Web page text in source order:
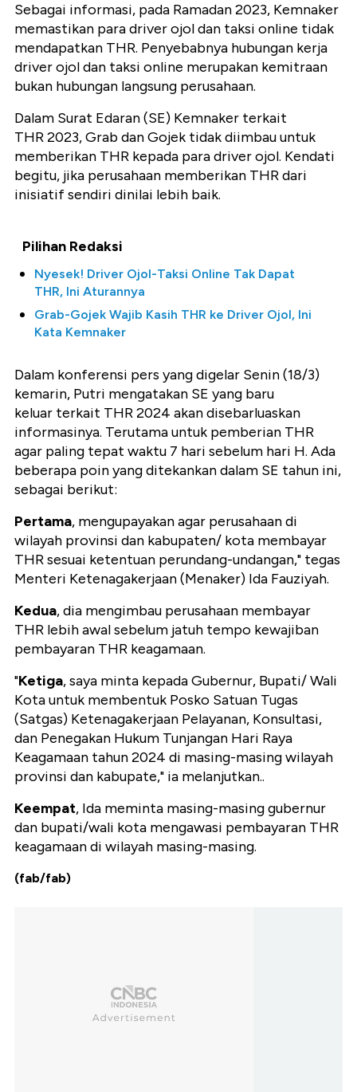
Sebagai informasi, pada Ramadan 2023, Kemnaker
memastikan para driver ojol dan taksi online tidak
mendapatkan THR. Penyebabnya hubungan kerja
driver ojol dan taksi online merupakan kemitraan
bukan hubungan langsung perusahaan.
Dalam Surat Edaran (SE) Kemnaker terkait
THR 2023, Grab dan Gojek tidak diimbau untuk
memberikan THR kepada para driver ojol. Kendati
begitu, jika perusahaan memberikan THR dari
inisiatif sendiri dinilai lebih baik.
Pilihan Redaksi
Nyesek! Driver Ojol-Taksi Online Tak Dapat
THR, Ini Aturannya
Grab-Gojek Wajib Kasih THR ke Driver Ojol, Ini
Kata Kemnaker
Dalam konferensi pers yang digelar Senin (18/3)
kemarin, Putri mengatakan SE yang baru
keluar terkait THR 2024 akan disebarluaskan
informasinya. Terutama untuk pemberian THR
agar paling tepat waktu 7 hari sebelum hari H. Ada
beberapa poin yang ditekankan dalam SE tahun ini,
sebagai berikut:
Pertama, mengupayakan agar perusahaan di
wilayah provinsi dan kabupaten/ kota membayar
THR sesuai ketentuan perundang-undangan," tegas
Menteri Ketenagakerjaan (Menaker) Ida Fauziyah.
Kedua, dia mengimbau perusahaan membayar
THR lebih awal sebelum jatuh tempo kewajiban
pembayaran THR keagamaan.
"Ketiga, saya minta kepada Gubernur, Bupati/ Wali
Kota untuk membentuk Posko Satuan Tugas
(Satgas) Ketenagakerjaan Pelayanan, Konsultasi,
dan Penegakan Hukum Tunjangan Hari Raya
Keagamaan tahun 2024 di masing-masing wilayah
provinsi dan kabupate," ia melanjutkan..
Keempat, Ida meminta masing-masing gubernur
dan bupati/wali kota mengawasi pembayaran THR
keagamaan di wilayah masing-masing.
(fab/fab)